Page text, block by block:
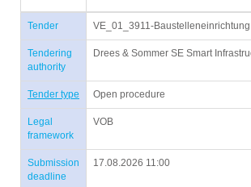
Tender VE_01_3911-
Tendering
authority
Drees & Sommer SE Smart
Tender type Open procedure
Legal
framework
VOB
Submission
deadline
17.08.2026 11:00